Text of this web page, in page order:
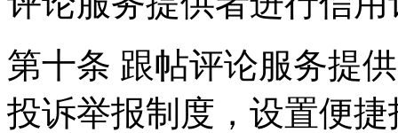
第十条 跟帖评论服务提
投诉举报制度，设置便